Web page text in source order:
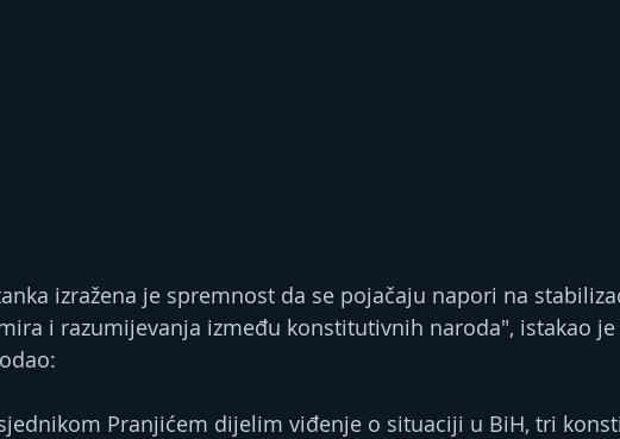
izražena je spremnost da se pojačaju napori na
i razumijevanja između konstitutivnih naroda", istakao je
Pranjićem dijelim viđenje o situaciji u BiH, tri